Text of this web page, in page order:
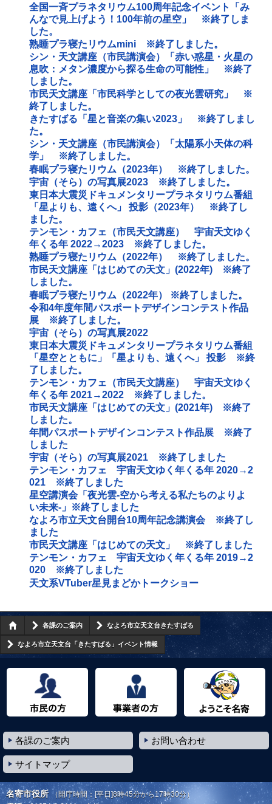
全国一斉プラネタリウム100周年記念イベント「み
んなで見上げよう！100年前の星空」 ※終了しま
した。
熟睡プラ寝たリウムmini ※終了しました。
シン・天文講座（市民講演会）「赤い惑星・火星の
息吹：メタン濃度から探る生命の可能性」 ※終了
しました。
市民天文講座「市民科学としての夜光雲研究」 ※
終了しました。
きたすばる「星と音楽の集い2023」 ※終了しまし
た。
シン・天文講座（市民講演会）「太陽系小天体の科
学」 ※終了しました。
春眠プラ寝たリウム（2023年） ※終了しました。
宇宙（そら）の写真展2023 ※終了しました。
東日本大震災ドキュメンタリープラネタリウム番組
「星よりも、遠くへ」 投影（2023年） ※終了し
ました。
テンモン・カフェ（市民天文講座） 宇宙天文ゆく
年くる年 2022→2023 ※終了しました。
熟睡プラ寝たリウム（2022年） ※終了しました。
市民天文講座「はじめての天文」(2022年) ※終了
しました。
春眠プラ寝たリウム（2022年） ※終了しました。
令和4年度年間パスポートデザインコンテスト作品
展 ※終了しました。
宇宙（そら）の写真展2022
東日本大震災ドキュメンタリープラネタリウム番組
「星空とともに」「星よりも、遠くへ」 投影 ※終
了しました。
テンモン・カフェ（市民天文講座） 宇宙天文ゆく
年くる年 2021→2022 ※終了しました。
市民天文講座「はじめての天文」(2021年) ※終了
しました。
年間パスポートデザインコンテスト作品展 ※終了
しました
宇宙（そら）の写真展2021 ※終了しました
テンモン・カフェ 宇宙天文ゆく年くる年 2020→2
021 ※終了しました
星空講演会「夜光雲‐空から考える私たちのよりよ
い未来‐」※終了しました
なよろ市立天文台開台10周年記念講演会 ※終了し
ました
市民天文講座「はじめての天文」 ※終了しました
テンモン・カフェ 宇宙天文ゆく年くる年 2019→2
020 ※終了しました
天文系VTuber星見まどかトークショー
各課のご案内 なよろ市立天文台きたすばる
なよろ市立天文台「きたすばる」イベント情報
各課のご案内 お問い合わせ
サイトマップ
名寄市役所 （開庁時間：[平日]8時45分から17時30分）